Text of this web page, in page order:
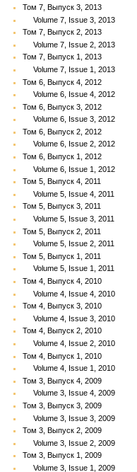
Том 7, Выпуск 3, 2013
Volume 7, Issue 3, 2013
Том 7, Выпуск 2, 2013
Volume 7, Issue 2, 2013
Том 7, Выпуск 1, 2013
Volume 7, Issue 1, 2013
Том 6, Выпуск 4, 2012
Volume 6, Issue 4, 2012
Том 6, Выпуск 3, 2012
Volume 6, Issue 3, 2012
Том 6, Выпуск 2, 2012
Volume 6, Issue 2, 2012
Том 6, Выпуск 1, 2012
Volume 6, Issue 1, 2012
Том 5, Выпуск 4, 2011
Volume 5, Issue 4, 2011
Том 5, Выпуск 3, 2011
Volume 5, Issue 3, 2011
Том 5, Выпуск 2, 2011
Volume 5, Issue 2, 2011
Том 5, Выпуск 1, 2011
Volume 5, Issue 1, 2011
Том 4, Выпуск 4, 2010
Volume 4, Issue 4, 2010
Том 4, Выпуск 3, 2010
Volume 4, Issue 3, 2010
Том 4, Выпуск 2, 2010
Volume 4, Issue 2, 2010
Том 4, Выпуск 1, 2010
Volume 4, Issue 1, 2010
Том 3, Выпуск 4, 2009
Volume 3, Issue 4, 2009
Том 3, Выпуск 3, 2009
Volume 3, Issue 3, 2009
Том 3, Выпуск 2, 2009
Volume 3, Issue 2, 2009
Том 3, Выпуск 1, 2009
Volume 3, Issue 1, 2009